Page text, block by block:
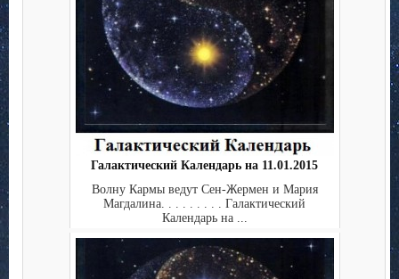
Галактический Календарь на 11.01.2015
Волну Кармы ведут Сен-Жермен и Мария
Магдалина. . . . . . . . . Галактический
Календарь на ...